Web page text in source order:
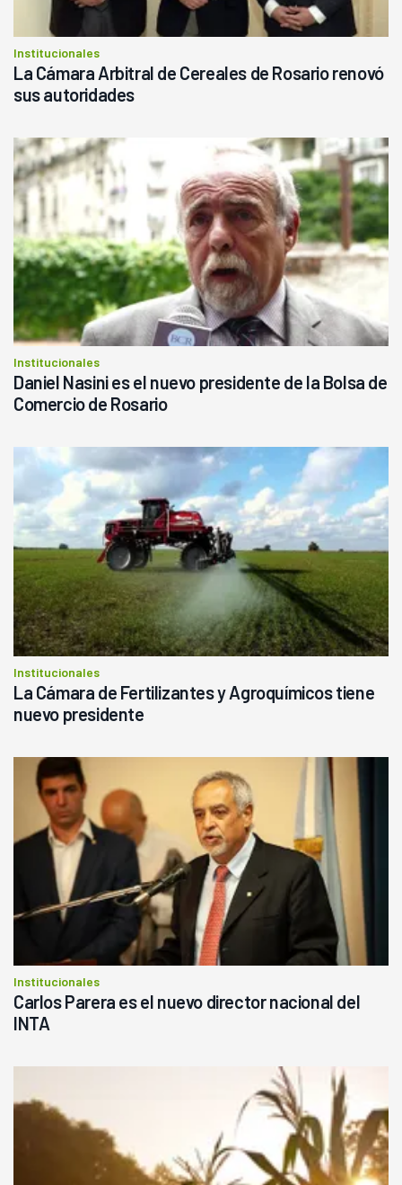
Institucionales
La Cámara Arbitral de Cereales de Rosario renovó
sus autoridades
Institucionales
Daniel Nasini es el nuevo presidente de la Bolsa de
Comercio de Rosario
Institucionales
La Cámara de Fertilizantes y Agroquímicos tiene
nuevo presidente
Institucionales
Carlos Parera es el nuevo director nacional del
INTA